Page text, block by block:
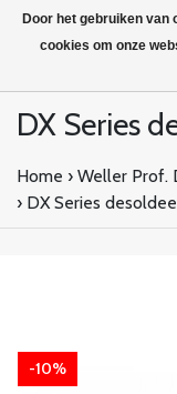
DX Series
Home › Weller Prof.
› DX Series
-10%
Door het gebruiken van
cookies om onze